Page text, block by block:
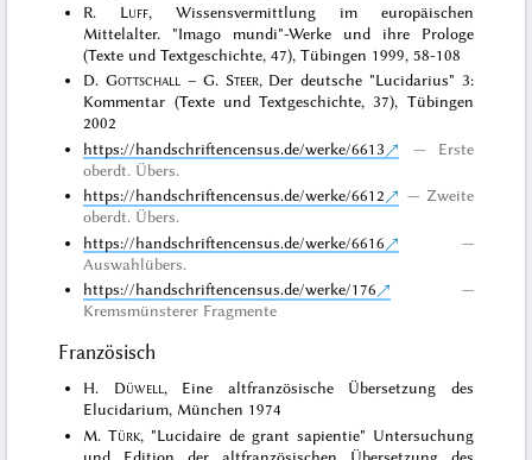
R. Luff, Wissensvermittlung im europäischen
Mittelalter. "Imago mundi"-Werke und ihre Prologe
(Texte und Textgeschichte, 47), Tübingen 1999, 58-108
D.Gottschall – G. Steer, Der deutsche "Lucidarius" 3:
Kommentar (Texte und Textgeschichte, 37), Tübingen
2002
https://handschriftencensus.de/werke/6613
Erste
oberdt. Übers.
https://handschriftencensus.de/werke/6612
Zweite
oberdt. Übers.
https://handschriftencensus.de/werke/6616
Auswahlübers.
https://handschriftencensus.de/werke/176
Kremsmünsterer Fragmente
Französisch
H. Düwell , Eine altfranzösische Übersetzung des
Elucidarium, München 1974
M.Türk, "Lucidaire de grant sapientie" Untersuchung
und Edition der altfranzösischen Übersetzung des